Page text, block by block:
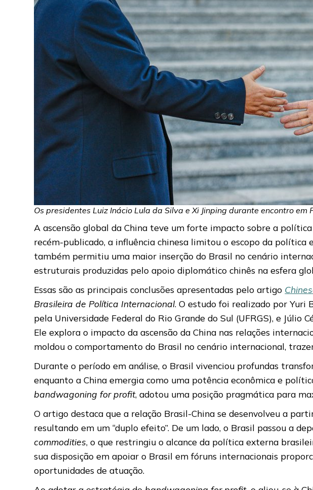
Os presidentes Luiz Inácio Lula da Silva e Xi Jinping durante encontro em
A ascensão global da China teve um forte impacto sobre a
recém-publicado, a influência chinesa limitou o escopo da
também permitiu uma maior inserção do Brasil no cenário
estruturais produzidas pelo apoio diplomático chinês na esfera
Essas são as principais conclusões apresentadas pelo artigo
Brasileira de Política Internacional. O estudo foi realizado por Yuri
pela Universidade Federal do Rio Grande do Sul (UFRGS), e Júlio
Ele explora o impacto da ascensão da China nas relações
moldou o comportamento do Brasil no cenário internacional,
Durante o período em análise, o Brasil vivenciou profundas
enquanto a China emergia como uma potência econômica e
bandwagoning for profit, adotou uma posição pragmática para
O artigo destaca que a relação Brasil-China se desenvolveu a
resultando em um “duplo efeito”. De um lado, o Brasil passou a
commodities, o que restringiu o alcance da política externa
sua disposição em apoiar o Brasil em fóruns internacionais
oportunidades de atuação.